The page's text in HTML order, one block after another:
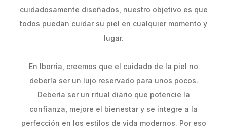
cuidadosamente diseñados, nuestro objetivo es que
todos puedan cuidar su piel en cualquier momento y
lugar.
En Iborria, creemos que el cuidado de la piel no
debería ser un lujo reservado para unos pocos.
Debería ser un ritual diario que potencie la
confianza, mejore el bienestar y se integre a la
perfección en los estilos de vida modernos. Por eso